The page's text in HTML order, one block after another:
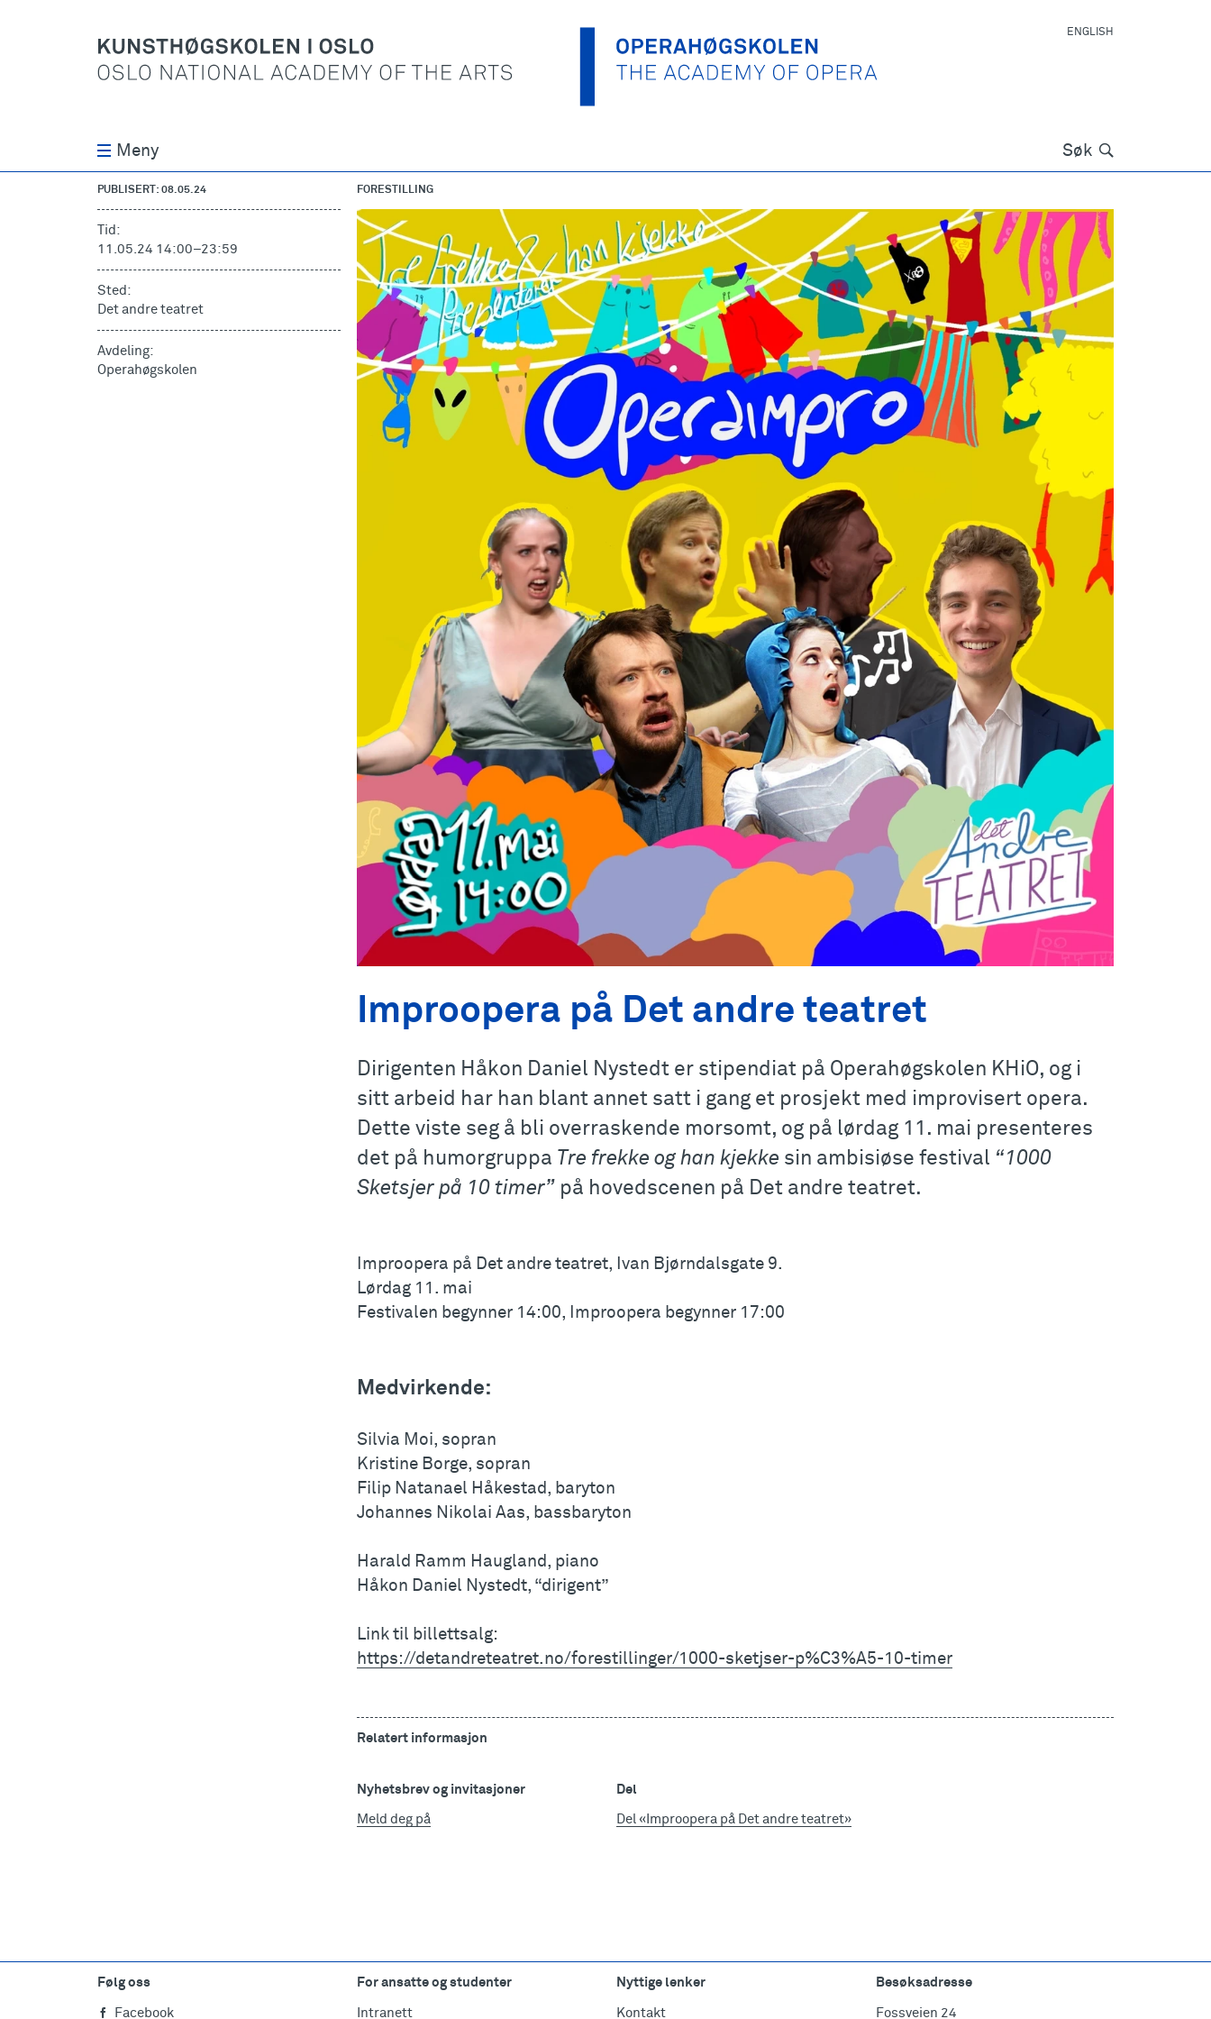
ENGLISH
Meny Søk Søk
PUBLISERT: 08.05.24
Tid:
11.05.24 14:00–23:59
Sted:
Det andre teatret
Avdeling:
Operahøgskolen
FORESTILLING
Improopera på Det andre teatret
Dirigenten Håkon Daniel Nystedt er stipendiat på Operahøgskolen KHiO, og i
sitt arbeid har han blant annet satt i gang et prosjekt med improvisert opera.
Dette viste seg å bli overraskende morsomt, og på lørdag 11. mai presenteres
det på humorgruppa Tre frekke og han kjekke sin ambisiøse festival “1000
Sketsjer på 10 timer” på hovedscenen på Det andre teatret.
Improopera på Det andre teatret, Ivan Bjørndalsgate 9.
Lørdag 11. mai
Festivalen begynner 14:00, Improopera begynner 17:00
Medvirkende:
Silvia Moi, sopran
Kristine Borge, sopran
Filip Natanael Håkestad, baryton
Johannes Nikolai Aas, bassbaryton
Harald Ramm Haugland, piano
Håkon Daniel Nystedt, “dirigent”
Link til billettsalg:
https://detandreteatret.no/forestillinger/1000-sketjser-p%C3%A5-10-timer
Relatert informasjon
Nyhetsbrev og invitasjoner
Meld deg på
Del
Del «Improopera på Det andre teatret»
Følg oss
Facebook
For ansatte og studenter
Intranett
Nyttige lenker
Kontakt
Besøksadresse
Fossveien 24